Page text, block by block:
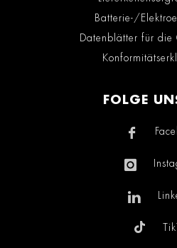
Batterie-/
Datenblätter für die
FOLGE